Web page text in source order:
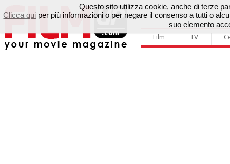
Film TV
Questo sito utilizza cookie, anche di terze
Clicca qui per più informazioni o per negare il consenso a tutti o
suo elemento